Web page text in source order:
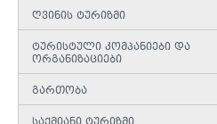
ღვინის ტურიზმი
ტურისტული კომპანიები და
ორგანიზაციები
გართობა